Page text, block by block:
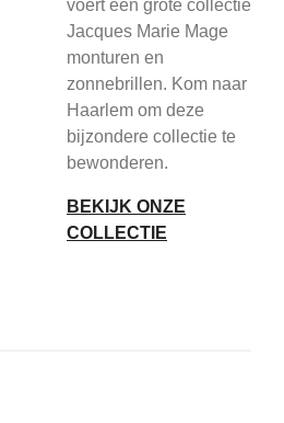
voert een grote collectie
Jacques Marie Mage
monturen en
zonnebrillen. Kom naar
Haarlem om deze
bijzondere collectie te
bewonderen.
BEKIJK ONZE
COLLECTIE